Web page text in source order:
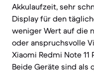
Akkulaufzeit, sehr
Display für den
weniger Wert auf die
oder anspruchsvolle
Xiaomi Redmi Note 11
Beide Geräte sind als